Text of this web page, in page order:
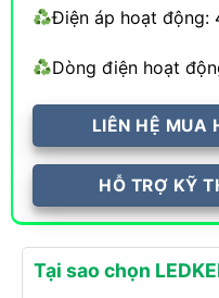
Điện áp hoạt động:
Dòng điện hoạt
LIÊN HỆ
HỖ TRỢ KỸ
Tại sao chọn